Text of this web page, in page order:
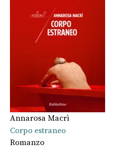
Annarosa Macrì
Corpo estraneo
Romanzo